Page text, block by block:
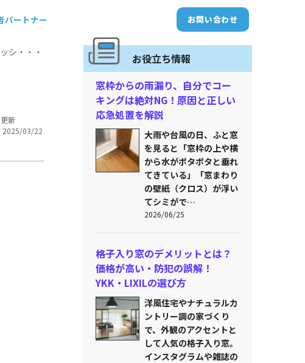
パートナー お問い合わせ
シ・・・
新
2025/03/22
お役立ち情報
窓枠からの雨漏り、自分でコー
キングは絶対NG！原因と正しい
応急処置を解説
大雨や台風の日、ふと窓
を見ると「窓枠の上や横
から水がポタポタと垂れ
てきている」「窓まわり
の壁紙（クロス）が浮い
てシミがで…
2026/06/25
格子入り窓のデメリットとは？
価格が高い・防犯の誤解！
YKK・LIXILの選び方
洋風住宅やナチュラルカ
ントリー調の家づくり
で、外観のアクセントと
して人気の格子入り窓。
インスタグラムや雑誌の